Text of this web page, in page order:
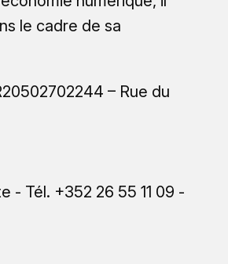
le cadre de sa
– Rue du
- Tél. +352 26 55 11 09 -